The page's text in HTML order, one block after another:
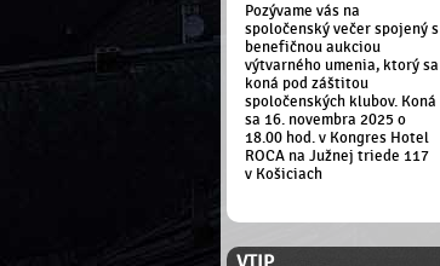
Pozývame vás na
spoločenský večer spojený s
benefičnou aukciou
výtvarného umenia, ktorý sa
koná pod záštitou
spoločenských klubov. Koná
sa 16. novembra 2025 o
18.00 hod. v Kongres Hotel
ROCA na Južnej triede 117
v Košiciach